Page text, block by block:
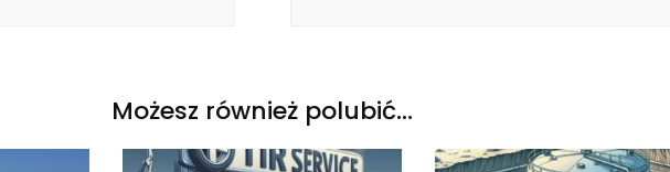
Możesz również polubić…